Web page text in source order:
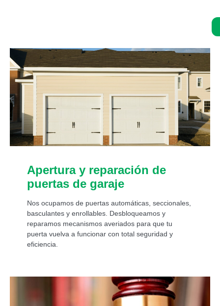
Apertura y reparación de
puertas de garaje
Nos ocupamos de puertas automáticas, seccionales,
basculantes y enrollables. Desbloqueamos y
reparamos mecanismos averiados para que tu
puerta vuelva a funcionar con total seguridad y
eficiencia.